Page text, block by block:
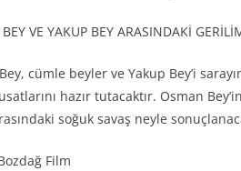
VE YAKUP BEY ARASINDAKİ
cümle beyler ve Yakup Bey’i
hazır tutacaktır. Osman
soğuk savaş neyle
Fi̇lm